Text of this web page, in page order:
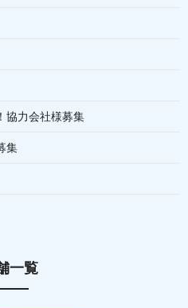
協力会社様募集
集
一覧